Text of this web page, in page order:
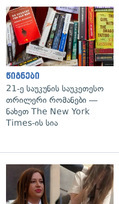
წიგნები
21-ე საუკუნის საუკეთესო
თრილერი რომანები —
ნახეთ The New York
Times-ის სია